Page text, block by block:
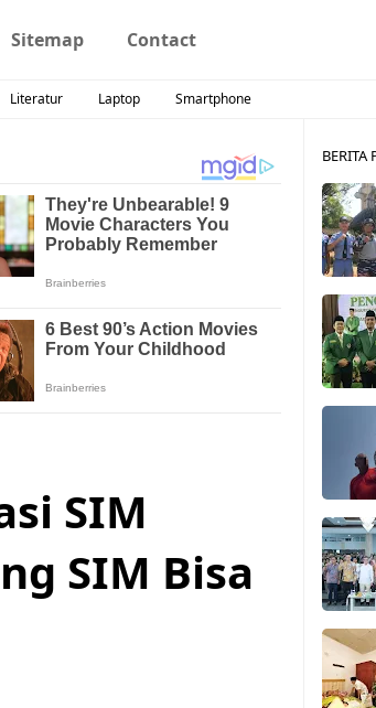
Sitemap Contact
Literatur Laptop Smartphone
SIM
SIM Bisa
BERITA